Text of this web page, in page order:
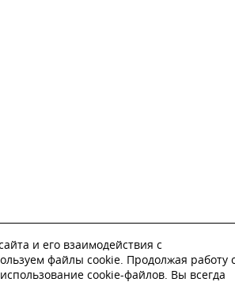
НУЖНА
и его взаимодействия с
файлы cookie. Продолжая работу с
cookie-файлов. Вы всегда